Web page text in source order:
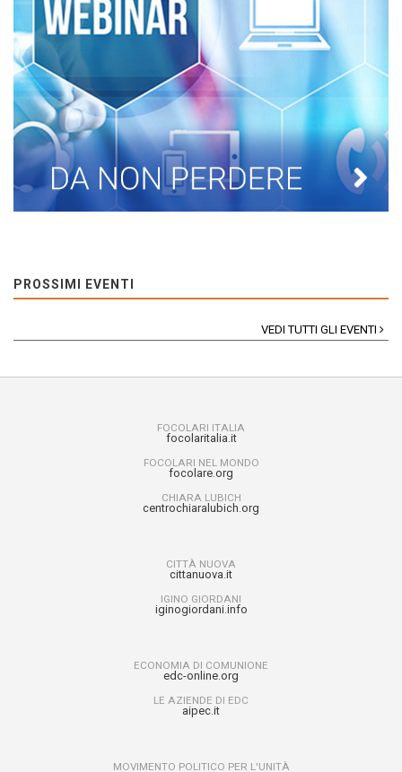
PROSSIMI EVENTI
VEDI TUTTI GLI EVENTI
FOCOLARI ITALIA
focolaritalia.it
FOCOLARI NEL MONDO
focolare.org
CHIARA LUBICH
centrochiaralubich.org
CITTÀ NUOVA
cittanuova.it
IGINO GIORDANI
iginogiordani.info
ECONOMIA DI COMUNIONE
edc-online.org
LE AZIENDE DI EDC
aipec.it
MOVIMENTO POLITICO PER L'UNITÀ